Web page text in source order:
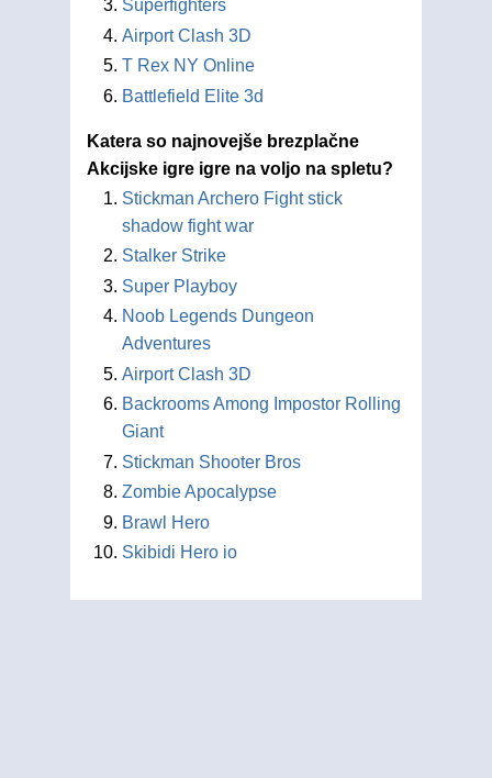
Superfighters
Airport Clash 3D
T Rex NY Online
Battlefield Elite 3d
Katera so najnovejše brezplačne
Akcijske igre igre na voljo na spletu?
Stickman Archero Fight stick
shadow fight war
Stalker Strike
Super Playboy
Noob Legends Dungeon
Adventures
Airport Clash 3D
Backrooms Among Impostor Rolling
Giant
Stickman Shooter Bros
Zombie Apocalypse
Brawl Hero
Skibidi Hero io